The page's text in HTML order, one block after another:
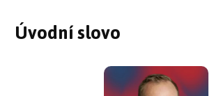
Úvodní slovo